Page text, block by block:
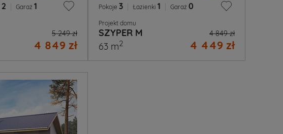
2 Garaż 1
5 249 zł
4 849 zł
Pokoje 3 Łazienki 1 Garaż 0
Projekt domu
SZYPER M 4 849 zł
4 449 zł
63 m2